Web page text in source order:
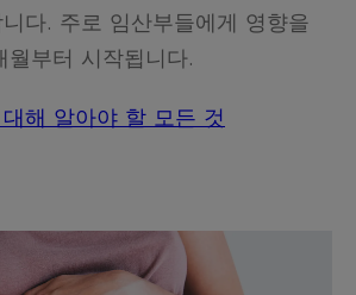
다. 주로 임산부들에게 영향을
월부터 시작됩니다.
해 알아야 할 모든 것